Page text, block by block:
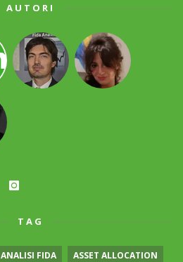
AUTORI
TAG
ANALISI FIDA ASSET ALLOCATION